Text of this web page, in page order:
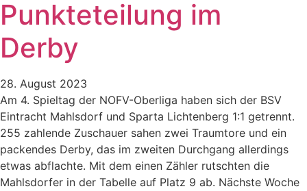
Punkteteilung im
Derby
28. August 2023
Am 4. Spieltag der NOFV-Oberliga haben sich der BSV
Eintracht Mahlsdorf und Sparta Lichtenberg 1:1 getrennt.
255 zahlende Zuschauer sahen zwei Traumtore und ein
packendes Derby, das im zweiten Durchgang allerdings
etwas abflachte. Mit dem einen Zähler rutschten die
Mahlsdorfer in der Tabelle auf Platz 9 ab. Nächste Woche